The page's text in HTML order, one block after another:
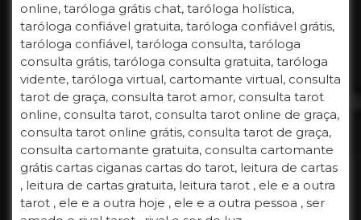
online, taróloga grátis chat, taróloga holística,
taróloga confiável gratuita, taróloga confiável grátis,
taróloga confiável, taróloga consulta, taróloga
consulta grátis, taróloga consulta gratuita, taróloga
vidente, taróloga virtual, cartomante virtual, consulta
tarot de graça, consulta tarot amor, consulta tarot
online, consulta tarot, consulta tarot online de graça,
consulta tarot online grátis, consulta tarot de graça,
consulta cartomante gratuita, consulta cartomante
grátis cartas ciganas cartas do tarot, leitura de cartas
, leitura de cartas gratuita, leitura tarot , ele e a outra
tarot , ele e a outra hoje , ele e a outra pessoa , ser